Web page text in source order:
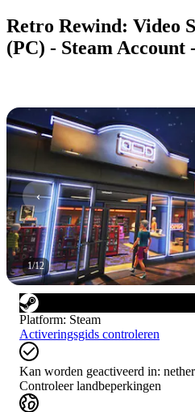
Retro Rewind: Video
(PC) - Steam
1/12
Platform: Steam
Activeringsgids controleren
Kan worden geactiveerd in:
Controleer landbeperkingen